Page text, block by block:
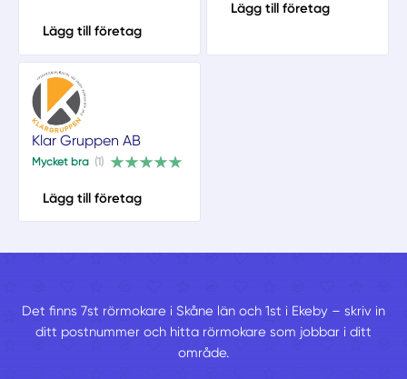
Lägg till företag
Lägg till företag
Klar Gruppen AB
Mycket bra (1)
Lägg till företag
Det finns 7st rörmokare i Skåne län och 1st i Ekeby – skriv in
ditt postnummer och hitta rörmokare som jobbar i ditt
område.